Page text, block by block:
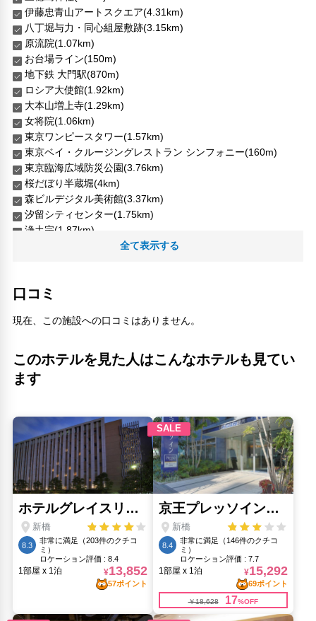
伊藤忠青山アートスクエア(4.31km)
八丁堀与力・同心組屋敷跡(3.15km)
原流院(1.07km)
お台場ライン(150m)
地下鉄 大門駅(870m)
ロシア大使館(1.92km)
大本山増上寺(1.29km)
女将院(1.06km)
東京ワンピースタワー(1.57km)
東京ベイ・クルージングレストラン シンフォニー(160m)
東京臨海広域防災公園(3.76km)
桜だぼり半蔵堀(4km)
森ビルデジタル美術館(3.37km)
汐留シティセンター(1.75km)
浄土宗(1.87km)
渋谷センター街(5.48km)
芝丸山古夷(1.14km)
芝浦公園(890m)
アトリエシンジ銀座(2.18km)
銀座 香十(2.46km)
()
全て表示する
口コミ
現在、この施設への口コミはありません。
このホテルを見た人はこんなホテルも見てい
ます